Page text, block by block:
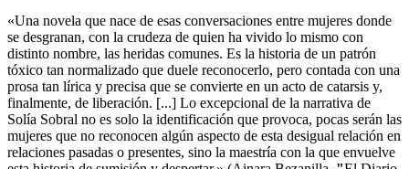
«Una novela que nace de esas conversaciones entre mujeres donde
se desgranan, con la crudeza de quien ha vivido lo mismo con
distinto nombre, las heridas comunes. Es la historia de un patrón
tóxico tan normalizado que duele reconocerlo, pero contada con una
prosa tan lírica y precisa que se convierte en un acto de catarsis y,
finalmente, de liberación. [...] Lo excepcional de la narrativa de
Solía Sobral no es solo la identificación que provoca, pocas serán las
mujeres que no reconocen algún aspecto de esta desigual relación en
relaciones pasadas o presentes, sino la maestría con la que envuelve